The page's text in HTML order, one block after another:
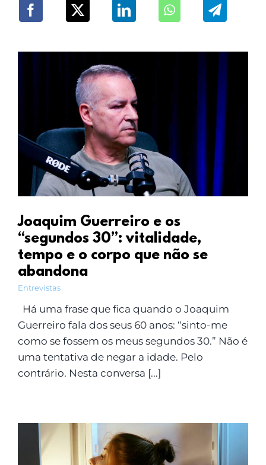
Joaquim Guerreiro e os
“segundos 30”: vitalidade,
tempo e o corpo que não se
abandona
Entrevistas
Há uma frase que fica quando o Joaquim
Guerreiro fala dos seus 60 anos: “sinto-me
como se fossem os meus segundos 30.” Não é
uma tentativa de negar a idade. Pelo
contrário. Nesta conversa [...]